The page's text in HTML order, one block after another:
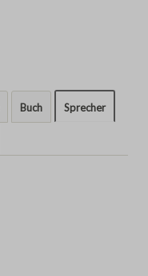
Buch Sprecher